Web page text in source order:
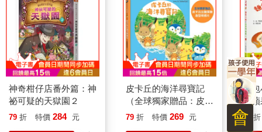
神奇柑仔店番外篇：神
祕可疑的天獄園２
79 折 特價 284 元
皮卡丘的海洋尋寶記
（全球獨家贈品：皮卡
丘出發探險造型明信
79 折 特價 269 元
麵
和
79 折
會